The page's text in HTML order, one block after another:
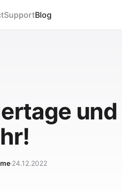
SupportBlog
24.12.2022